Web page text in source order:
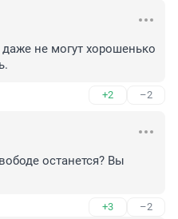
не могут хорошенько
+2 –2
останется? Вы
+3 –2